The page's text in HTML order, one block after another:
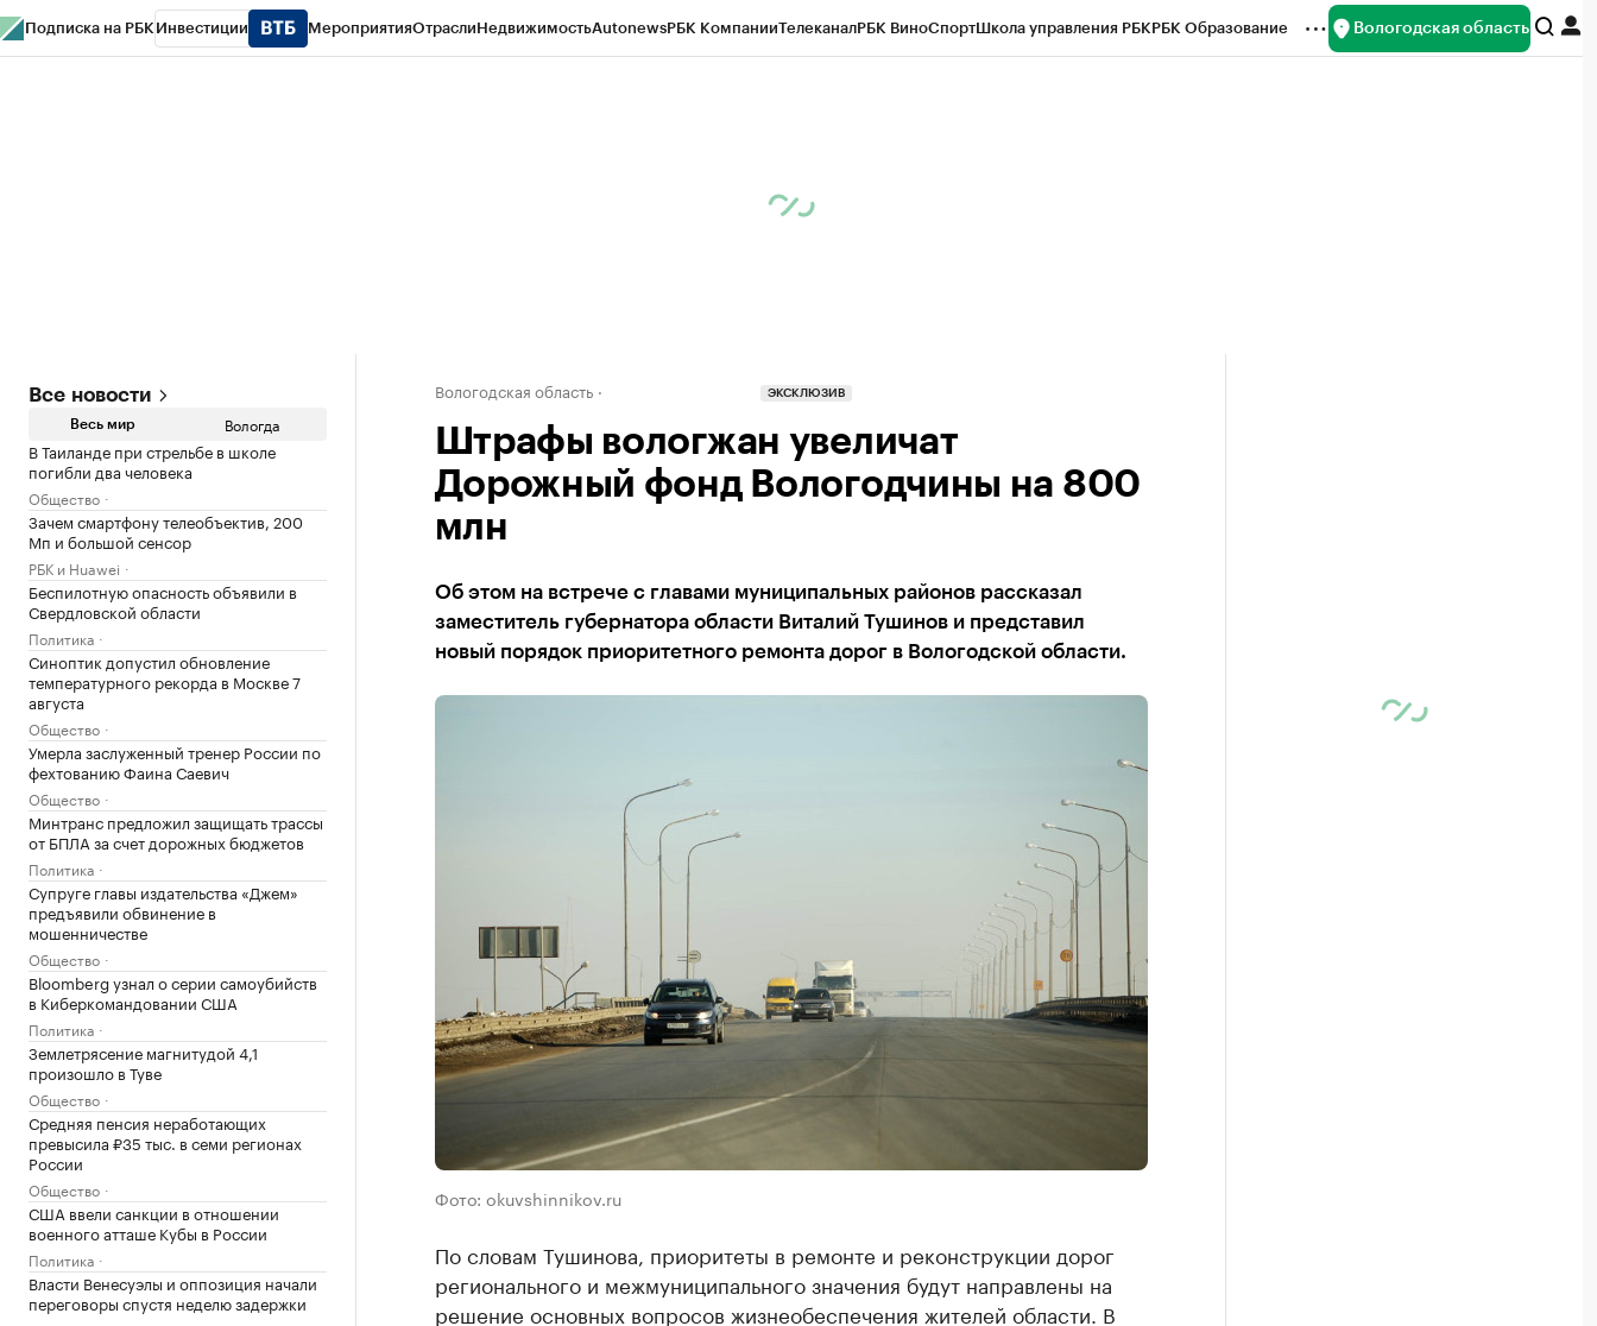
Подписка на РБК Инвестиции МероприятияОтраслиНедвижимостьAutonewsРБК КомпанииТелеканалРБК ВиноСпортШкола управления РБКРБК Образование Вологодская область
Все новости
Весь мир Вологда
В Таиланде при стрельбе в школе
погибли два человека
Общество
Зачем смартфону телеобъектив, 200
Мп и большой сенсор
РБК и Huawei
Беспилотную опасность объявили в
Свердловской области
Политика
Синоптик допустил обновление
температурного рекорда в Москве 7
августа
Общество
Умерла заслуженный тренер России по
фехтованию Фаина Саевич
Общество
Минтранс предложил защищать трассы
от БПЛА за счет дорожных бюджетов
Политика
Супруге главы издательства «Джем»
предъявили обвинение в
мошенничестве
Общество
Bloomberg узнал о серии самоубийств
в Киберкомандовании США
Политика
Землетрясение магнитудой 4,1
произошло в Туве
Общество
Средняя пенсия неработающих
превысила ₽35 тыс. в семи регионах
России
Общество
США ввели санкции в отношении
военного атташе Кубы в России
Политика
Власти Венесуэлы и оппозиция начали
переговоры спустя неделю задержки
Вологодская область ЭКСКЛЮЗИВ
Штрафы вологжан увеличат
Дорожный фонд Вологодчины на 800
млн
Об этом на встрече с главами муниципальных районов рассказал
заместитель губернатора области Виталий Тушинов и представил
новый порядок приоритетного ремонта дорог в Вологодской области.
Фото: okuvshinnikov.ru
По словам Тушинова, приоритеты в ремонте и реконструкции дорог
регионального и межмуниципального значения будут направлены на
решение основных вопросов жизнеобеспечения жителей области. В